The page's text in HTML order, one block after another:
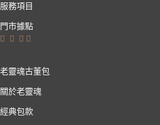
服務項目
門市據點
老靈魂古董包
關於老靈魂
經典包款